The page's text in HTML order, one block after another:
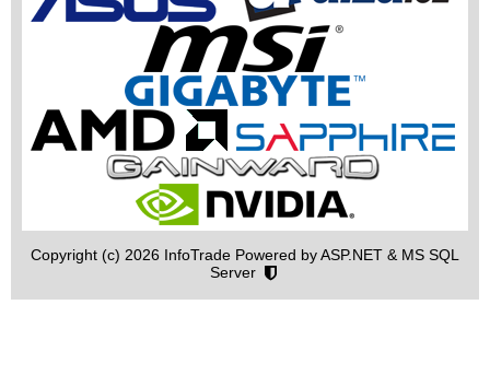
Copyright (c) 2026 InfoTrade Powered by ASP.NET & MS SQL
Server